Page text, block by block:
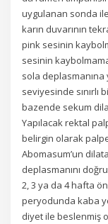
uygulanan sonda ile
karın duvarının
pink sesinin
sesinin
sola deplasmanına
seviyesinde
bazende sekum
Yapılacak rektal
belirgin olarak
Abomasum’un
deplasmanını
2, 3 ya da 4 hafta
peryodunda kaba
diyet ile beslenmiş